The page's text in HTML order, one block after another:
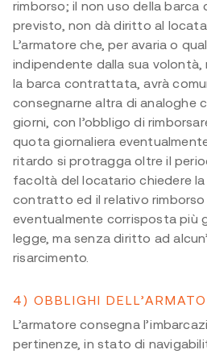
rimborso; il non uso della barca
previsto, non dà diritto al
L’armatore che, per avaria o
indipendente dalla sua
la barca contrattata, avrà
consegnarne altra di analoghe
giorni, con l’obbligo di
quota giornaliera
ritardo si protragga oltre il
facoltà del locatario chiedere la
contratto ed il relativo
eventualmente corrisposta più
legge, ma senza diritto ad
risarcimento.
4) OBBLIGHI
L’armatore consegna
pertinenze, in stato di